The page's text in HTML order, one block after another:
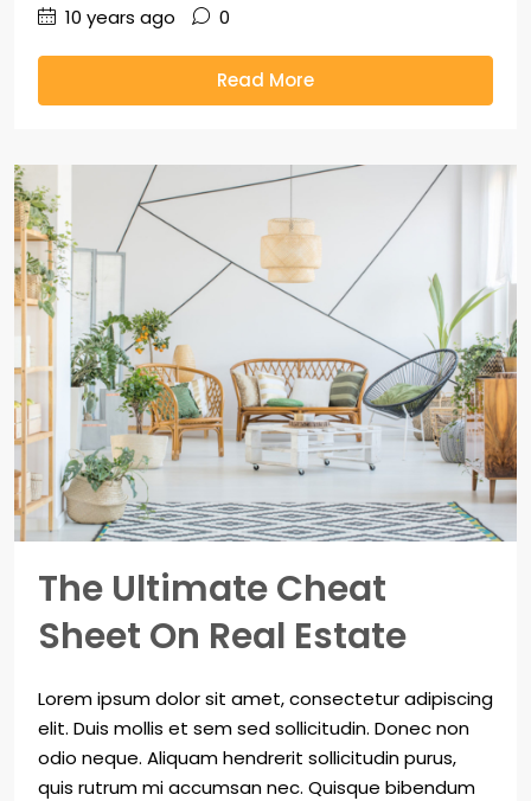
10 years ago 0
Read More
The Ultimate Cheat
Sheet On Real Estate
Lorem ipsum dolor sit amet, consectetur adipiscing
elit. Duis mollis et sem sed sollicitudin. Donec non
odio neque. Aliquam hendrerit sollicitudin purus,
quis rutrum mi accumsan nec. Quisque bibendum